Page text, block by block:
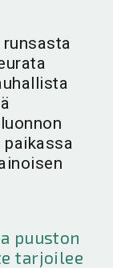
paikassa